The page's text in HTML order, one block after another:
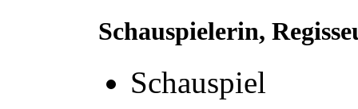
Schauspielerin,
Schauspiel